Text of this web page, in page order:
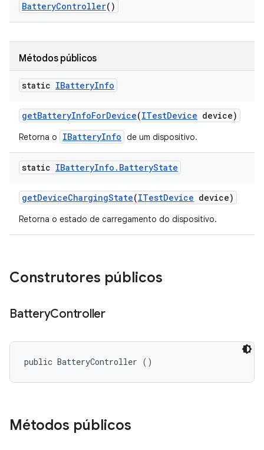
BatteryController()
Métodos públicos
static IBatteryInfo
getBatteryInfoForDevice(ITestDevice device)
Retorna o IBatteryInfo de um dispositivo.
static IBatteryInfo . BatteryState
getDeviceChargingState(ITestDevice device)
Retorna o estado de carregamento do dispositivo.
Construtores públicos
BatteryController
public BatteryController ()
Métodos públicos